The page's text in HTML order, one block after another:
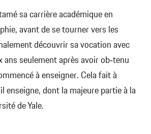
sa carrière académique en
avant de se tourner vers les
découvrir sa vocation avec
ans seulement après avoir ob‑tenu
à enseigner. Cela fait à
enseigne, dont la majeure partie à la
de Yale.